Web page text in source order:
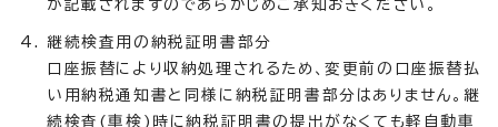
が記載されますのであらかじめご承知おきください。
継続検査用の納税証明書部分
口座振替により収納処理されるため、変更前の口座振替払
い用納税通知書と同様に納税証明書部分はありません。継
続検査(車検)時に納税証明書の提出がなくても軽自動車